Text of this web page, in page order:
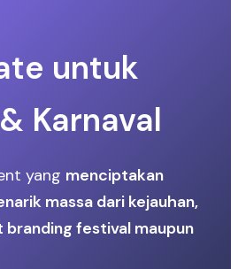
untuk
Karnaval
yang menciptakan
massa dari kejauhan,
festival maupun